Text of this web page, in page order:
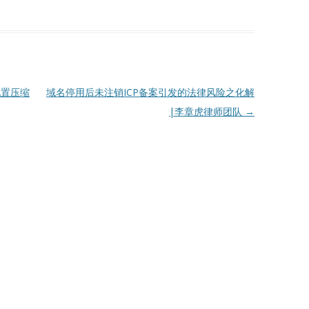
压缩
域名停用后未注销ICP备案引发的法律风险之化解
|李章虎律师团队 →